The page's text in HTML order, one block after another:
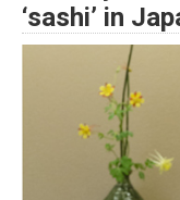
‘sashi’ in